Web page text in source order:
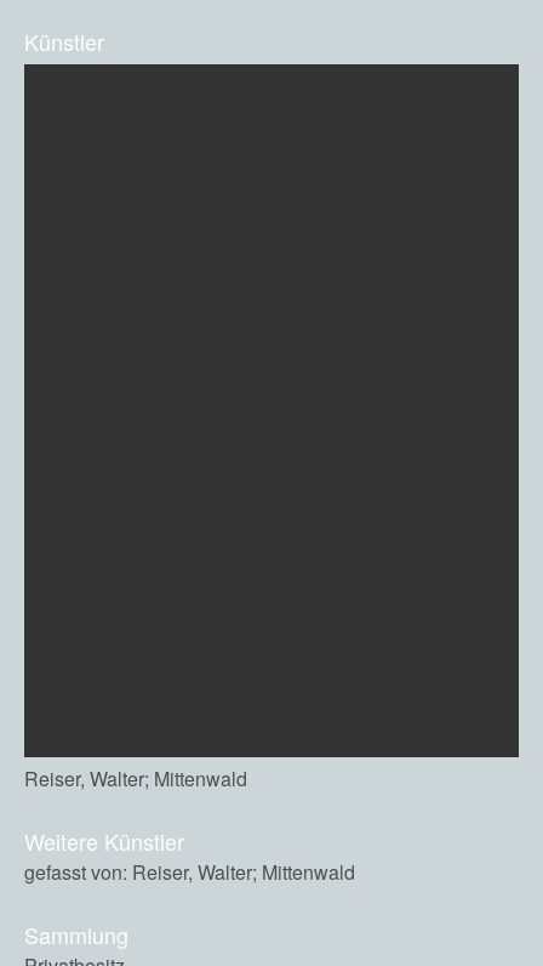
Künstler
Reiser, Walter; Mittenwald
Weitere Künstler
gefasst von: Reiser, Walter; Mittenwald
Sammlung